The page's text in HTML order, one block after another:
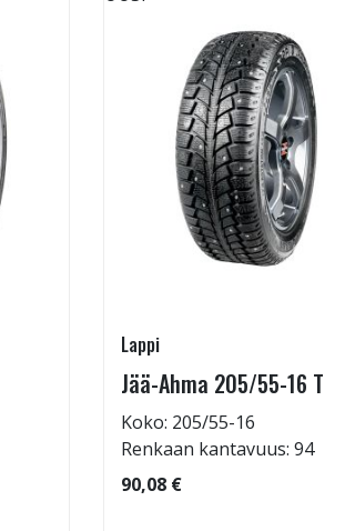
Lappi
Jää-Ahma 205/55-16 T
Koko: 205/55-16
Renkaan kantavuus: 94
90,08 €